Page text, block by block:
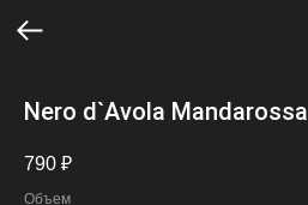
Nero d`Avola Mandarossa
790 ₽
Объем